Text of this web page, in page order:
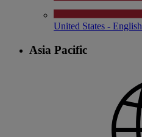
United States - English
Asia Pacific